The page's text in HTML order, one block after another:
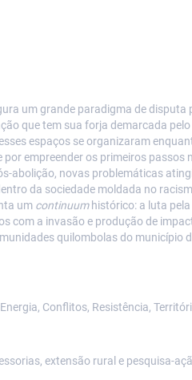
um grande paradigma de disputa
que tem sua forja demarcada
espaços se organizaram
empreender os primeiros passos
abolição, novas problemáticas
da sociedade moldada no
um continuumhistórico: a luta
com a invasão e produção de
quilombolas do município
Conflitos, Resistência,
extensão rural e pesquisa-